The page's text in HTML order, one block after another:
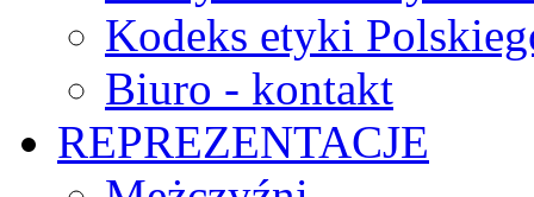
Kodeks etyki
Biuro - kontakt
REPREZENTACJE